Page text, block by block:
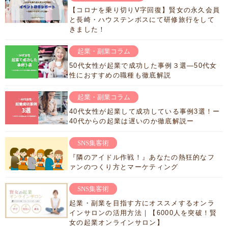
【コロナを乗り切りV字回復】賢女の永久会員
と長崎・ハウステンボスにて研修旅行をして
きました！
起業・副業コラム
50代女性が起業で成功した事例３選―50代女
性におすすめの職種も徹底解説
起業・副業コラム
40代女性が起業して成功している事例3選！ー
40代からの起業は遅いのか徹底解説ー
SNS集客術
『隣のアイドル作戦！』あなたの熱狂的なフ
ァンのつくり方とマーケティング
SNS集客術
起業・副業を目指す方にオススメするオンラ
インサロンの活用方法｜【6000人を突破！賢
女の起業オンラインサロン】